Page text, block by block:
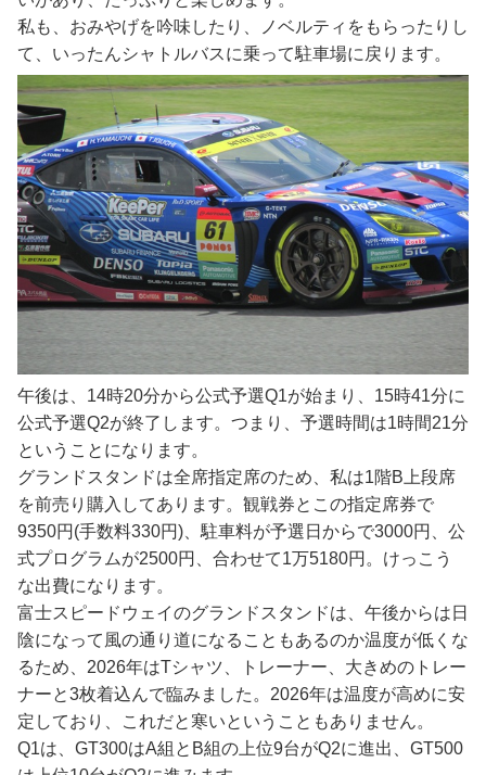
私も、おみやげを吟味したり、ノベルティをもらったりし
て、いったんシャトルバスに乗って駐車場に戻ります。
午後は、14時20分から公式予選Q1が始まり、15時41分に
公式予選Q2が終了します。つまり、予選時間は1時間21分
ということになります。
グランドスタンドは全席指定席のため、私は1階B上段席
を前売り購入してあります。観戦券とこの指定席券で
9350円(手数料330円)、駐車料が予選日からで3000円、公
式プログラムが2500円、合わせて1万5180円。けっこう
な出費になります。
富士スピードウェイのグランドスタンドは、午後からは日
陰になって風の通り道になることもあるのか温度が低くな
るため、2026年はTシャツ、トレーナー、大きめのトレー
ナーと3枚着込んで臨みました。2026年は温度が高めに安
定しており、これだと寒いということもありません。
Q1は、GT300はA組とB組の上位9台がQ2に進出、GT500